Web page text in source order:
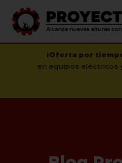
¡Oferta por
en equipos eléctricos